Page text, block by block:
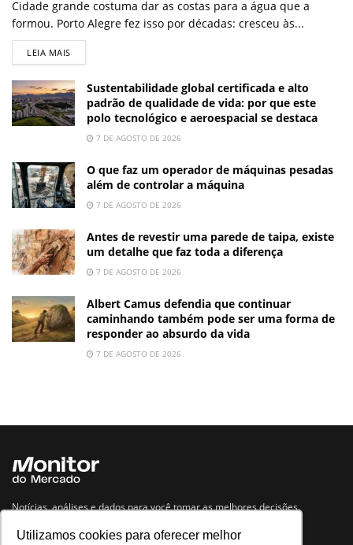
Utilizamos cookies para oferecer melhor
Cidade grande costuma dar as costas para a água que a
formou. Porto Alegre fez isso por décadas: cresceu às...
LEIA MAIS
Sustentabilidade global certificada e alto
padrão de qualidade de vida: por que este
polo tecnológico e aeroespacial se destaca
7 DE AGOSTO DE 2026
O que faz um operador de máquinas pesadas
além de controlar a máquina
7 DE AGOSTO DE 2026
Antes de revestir uma parede de taipa, existe
um detalhe que faz toda a diferença
7 DE AGOSTO DE 2026
Albert Camus defendia que continuar
caminhando também pode ser uma forma de
responder ao absurdo da vida
7 DE AGOSTO DE 2026
Notícias, análises e dados para você tomar as melhores decisões.
Navegue no site